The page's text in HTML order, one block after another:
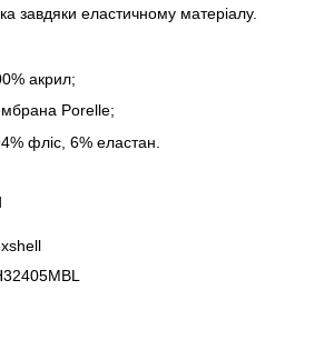
завдяки еластичному матеріалу.
акрил;
Porelle;
фліс, 6% еластан.